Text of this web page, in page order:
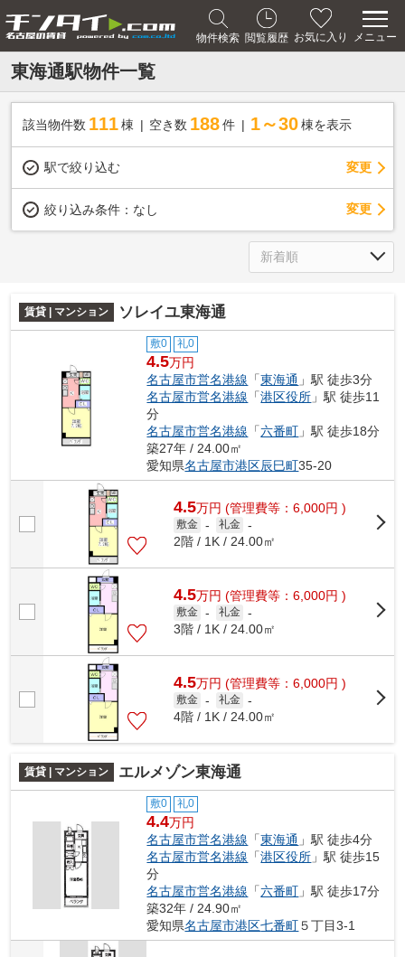
物件検索 閲覧履歴 お気に入り メニュー
東海通駅物件一覧
該当物件数 111棟 空き数 188 件 1～30 棟を表示
駅で絞り込む 変更
絞り込み条件： なし 変更
賃貸 | マンション ソレイユ東海通
敷0 礼0
4.5万円
名古屋市営名港線 「東海通 」駅 徒歩3分
名古屋市営名港線 「港区役所 」駅 徒歩11
分
名古屋市営名港線 「六番町 」駅 徒歩18分
築27年 / 24.00㎡
愛知県名古屋市港区辰巳町35-20
4.5万円 (管理費等：6,000円 )
敷金 - 礼金 -
2階 / 1K / 24.00㎡
4.5万円 (管理費等：6,000円 )
敷金 - 礼金 -
3階 / 1K / 24.00㎡
4.5万円 (管理費等：6,000円 )
敷金 - 礼金 -
4階 / 1K / 24.00㎡
賃貸 | マンション エルメゾン東海通
敷0 礼0
4.4万円
名古屋市営名港線 「東海通 」駅 徒歩4分
名古屋市営名港線 「港区役所 」駅 徒歩15
分
名古屋市営名港線 「六番町 」駅 徒歩17分
築32年 / 24.90㎡
愛知県名古屋市港区七番町５丁目3-1